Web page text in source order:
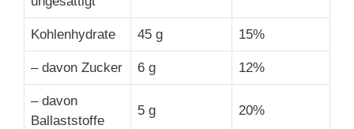
Kohlenhydrate 45 g 15%
– davon Zucker 6 g 12%
– davon
Ballaststoffe
5 g 20%